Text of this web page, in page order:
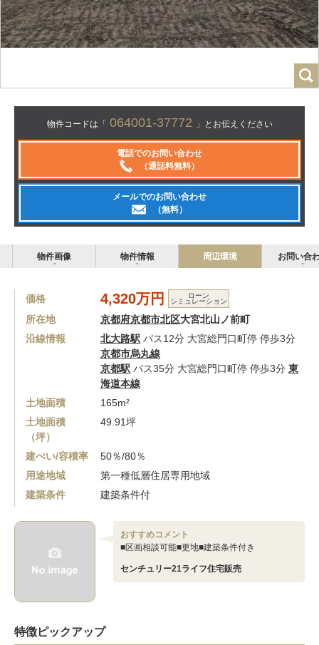
物件コードは「 064001-37772 」とお伝えください
電話でのお問い合わせ
（通話料無料）
メールでのお問い合わせ
（無料）
物件画像 物件情報 周辺環境 お問い合
価格 4,320万円 ローン
シミュレーション
所在地 京都府京都市北区大宮北山ノ前町
沿線情報
北大路駅 バス12分 大宮総門口町停 停歩3分
京都市烏丸線
京都駅 バス35分 大宮総門口町停 停歩3分 東
海道本線
土地面積
165m²
土地面積
（坪）
49.91坪
建ぺい/容積率
50％/80％
用途地域
第一種低層住居専用地域
建築条件
建築条件付
おすすめコメント
■区画相談可能■更地■建築条件付き
センチュリー21ライフ住宅販売
特徴ピックアップ